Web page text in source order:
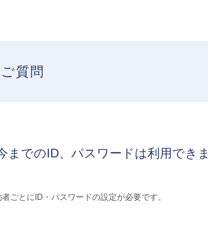
質問
までのID、パスワードは利用でき
ごとにID・パスワードの設定が必要です。